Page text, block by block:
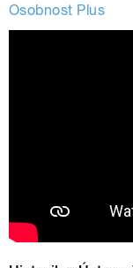
Osobnost Plus